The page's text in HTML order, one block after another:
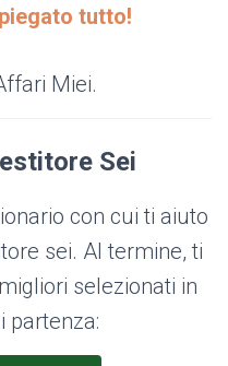
tutto!
Miei.
Sei
con cui ti aiuto
sei. Al termine, ti
selezionati in
partenza: